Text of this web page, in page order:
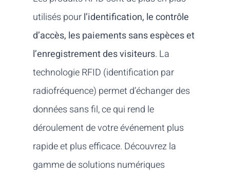
utilisés pourl’identification, le contrôle
d’accès, les paiements sans espèces et
l’enregistrement des visiteurs. La
technologie RFID (identification par
radiofréquence) permet d’échanger des
données sans fil, ce qui rend le
déroulement de votre événement plus
rapide et plus efficace. Découvrez la
gamme de solutions numériques